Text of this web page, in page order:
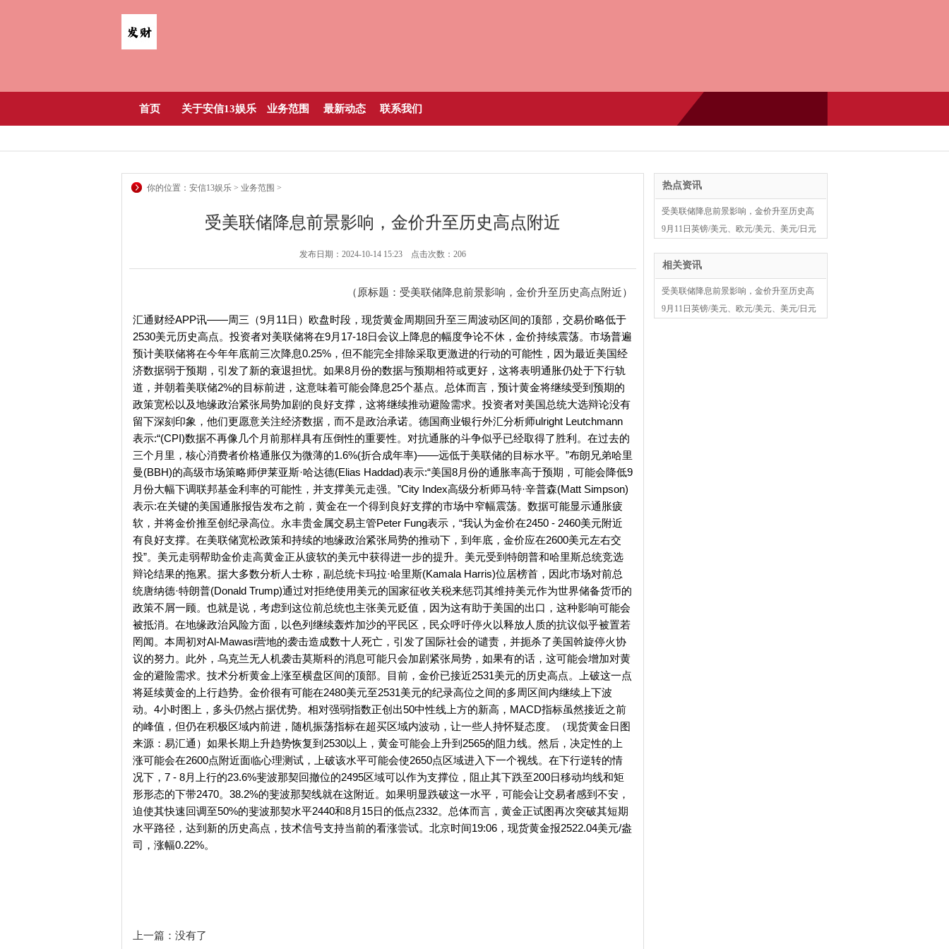
首页 关于安信13娱乐 业务范围 最新动态 联系我们
你的位置： 安信13娱乐 > 业务范围 >
受美联储降息前景影响，金价升至历史高点附近
发布日期：2024-10-14 15:23 点击次数：206
（原标题：受美联储降息前景影响，金价升至历史高点附近）
汇通财经APP讯——周三（9月11日）欧盘时段，现货黄金周期回升至三周波动区间的顶部，交易价略低于
2530美元历史高点。投资者对美联储将在9月17-18日会议上降息的幅度争论不休，金价持续震荡。市场普遍
预计美联储将在今年年底前三次降息0.25%，但不能完全排除采取更激进的行动的可能性，因为最近美国经
济数据弱于预期，引发了新的衰退担忧。如果8月份的数据与预期相符或更好，这将表明通胀仍处于下行轨
道，并朝着美联储2%的目标前进，这意味着可能会降息25个基点。总体而言，预计黄金将继续受到预期的
政策宽松以及地缘政治紧张局势加剧的良好支撑，这将继续推动避险需求。投资者对美国总统大选辩论没有
留下深刻印象，他们更愿意关注经济数据，而不是政治承诺。德国商业银行外汇分析师ulright Leutchmann
表示:“(CPI)数据不再像几个月前那样具有压倒性的重要性。对抗通胀的斗争似乎已经取得了胜利。在过去的
三个月里，核心消费者价格通胀仅为微薄的1.6%(折合成年率)——远低于美联储的目标水平。”布朗兄弟哈里
曼(BBH)的高级市场策略师伊莱亚斯·哈达德(Elias Haddad)表示:“美国8月份的通胀率高于预期，可能会降低9
月份大幅下调联邦基金利率的可能性，并支撑美元走强。”City Index高级分析师马特·辛普森(Matt Simpson)
表示:在关键的美国通胀报告发布之前，黄金在一个得到良好支撑的市场中窄幅震荡。数据可能显示通胀疲
软，并将金价推至创纪录高位。永丰贵金属交易主管Peter Fung表示，“我认为金价在2450 - 2460美元附近
有良好支撑。在美联储宽松政策和持续的地缘政治紧张局势的推动下，到年底，金价应在2600美元左右交
投”。美元走弱帮助金价走高黄金正从疲软的美元中获得进一步的提升。美元受到特朗普和哈里斯总统竞选
辩论结果的拖累。据大多数分析人士称，副总统卡玛拉·哈里斯(Kamala Harris)位居榜首，因此市场对前总
统唐纳德·特朗普(Donald Trump)通过对拒绝使用美元的国家征收关税来惩罚其维持美元作为世界储备货币的
政策不屑一顾。也就是说，考虑到这位前总统也主张美元贬值，因为这有助于美国的出口，这种影响可能会
被抵消。在地缘政治风险方面，以色列继续轰炸加沙的平民区，民众呼吁停火以释放人质的抗议似乎被置若
罔闻。本周初对Al-Mawasi营地的袭击造成数十人死亡，引发了国际社会的谴责，并扼杀了美国斡旋停火协
议的努力。此外，乌克兰无人机袭击莫斯科的消息可能只会加剧紧张局势，如果有的话，这可能会增加对黄
金的避险需求。技术分析黄金上涨至横盘区间的顶部。目前，金价已接近2531美元的历史高点。上破这一点
将延续黄金的上行趋势。金价很有可能在2480美元至2531美元的纪录高位之间的多周区间内继续上下波
动。4小时图上，多头仍然占据优势。相对强弱指数正创出50中性线上方的新高，MACD指标虽然接近之前
的峰值，但仍在积极区域内前进，随机振荡指标在超买区域内波动，让一些人持怀疑态度。（现货黄金日图
来源：易汇通）如果长期上升趋势恢复到2530以上，黄金可能会上升到2565的阻力线。然后，决定性的上
涨可能会在2600点附近面临心理测试，上破该水平可能会使2650点区域进入下一个视线。在下行逆转的情
况下，7 - 8月上行的23.6%斐波那契回撤位的2495区域可以作为支撑位，阻止其下跌至200日移动均线和矩
形形态的下带2470。38.2%的斐波那契线就在这附近。如果明显跌破这一水平，可能会让交易者感到不安，
迫使其快速回调至50%的斐波那契水平2440和8月15日的低点2332。总体而言，黄金正试图再次突破其短期
水平路径，达到新的历史高点，技术信号支持当前的看涨尝试。北京时间19:06，现货黄金报2522.04美元/盎
司，涨幅0.22%。
上一篇：没有了
热点资讯
受美联储降息前景影响，金价升至历史高
点附近
9月11日英镑/美元、欧元/美元、美元/日元
相关资讯
受美联储降息前景影响，金价升至历史高
点附近
9月11日英镑/美元、欧元/美元、美元/日元